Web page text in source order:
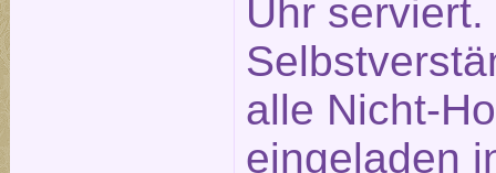
Uhr serviert.
alle Nicht-
eingeladen